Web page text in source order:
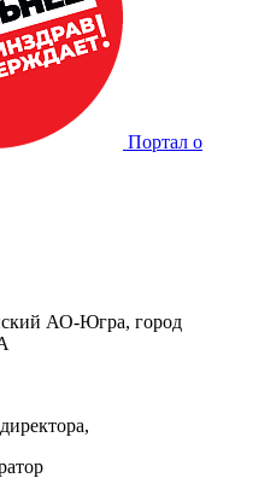
Портал о
АО-Югра, город